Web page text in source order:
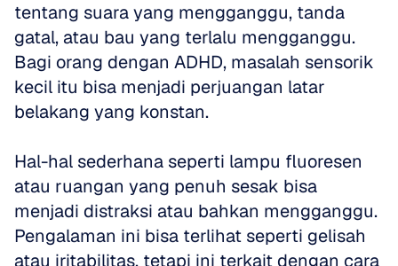
tentang suara yang mengganggu, tanda
gatal, atau bau yang terlalu mengganggu.
Bagi orang dengan ADHD, masalah sensorik
kecil itu bisa menjadi perjuangan latar
belakang yang konstan.
Hal-hal sederhana seperti lampu fluoresen
atau ruangan yang penuh sesak bisa
menjadi distraksi atau bahkan mengganggu.
Pengalaman ini bisa terlihat seperti gelisah
atau iritabilitas, tetapi ini terkait dengan cara